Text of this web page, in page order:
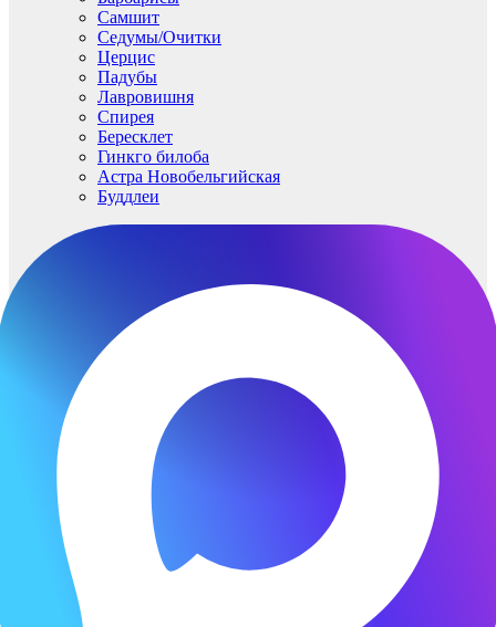
Самшит
Седумы/Очитки
Церцис
Падубы
Лавровишня
Спирея
Бересклет
Гинкго билоба
Астра Новобельгийская
Буддлеи